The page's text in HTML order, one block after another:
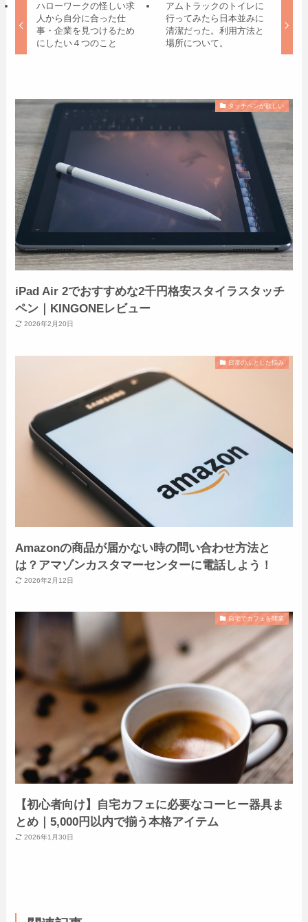
ハローワークの怪しい求
人から自分に合った仕
事・企業を見つけるため
にしたい４つのこと
アムトラックのトイレに
行ってみたら日本並みに
清潔だった。利用方法と
場所について。
タッチペンが欲しい
iPad Air 2でおすすめな2千円格安スタイラスタッチ
ペン｜KINGONEレビュー
2026年2月20日
日常のふとした悩み
Amazonの商品が届かない時の問い合わせ方法と
は？アマゾンカスタマーセンターに電話しよう！
2026年2月12日
自宅でカフェを開業
【初心者向け】自宅カフェに必要なコーヒー器具ま
とめ｜5,000円以内で揃う本格アイテム
2026年1月30日